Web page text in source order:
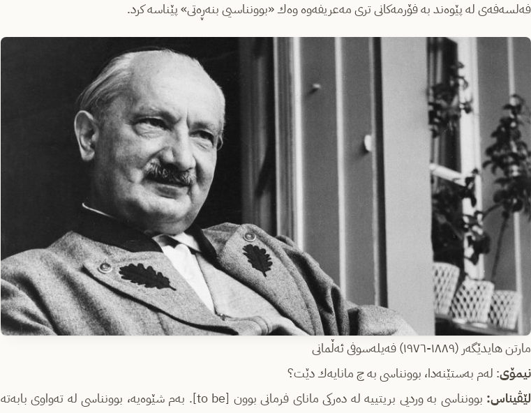
فه‌لسه‌فه‌ی له‌ پێوه‌ند به‌ فۆرمه‌كانی تری مه‌عریفه‌وه‌ وه‌ك «بوونناسیی بنه‌ڕه‌تی» پێناسه‌ كرد.
مارتن هایدێگەر (١٨٨٩-١٩٧٦) فەیلەسوفی ئەڵمانی
نیمۆی: له‌م به‌ستێنه‌‌دا، بوونناسی به‌ چ مانایه‌ك دێت؟
لێڤیناس:
بوونناسی به‌ وردیی بریتییه‌ له‌ ده‌ركی مانای فرمانی بوون [to be]. به‌م شێوه‌یه‌، بوونناسی له‌ ته‌واوی بابه‌ته‌